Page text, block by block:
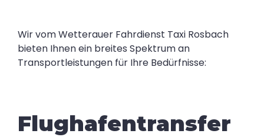
Wir vom Wetterauer Fahrdienst Taxi Rosbach
bieten Ihnen ein breites Spektrum an
Transportleistungen für Ihre Bedürfnisse:
Flughafentransfer